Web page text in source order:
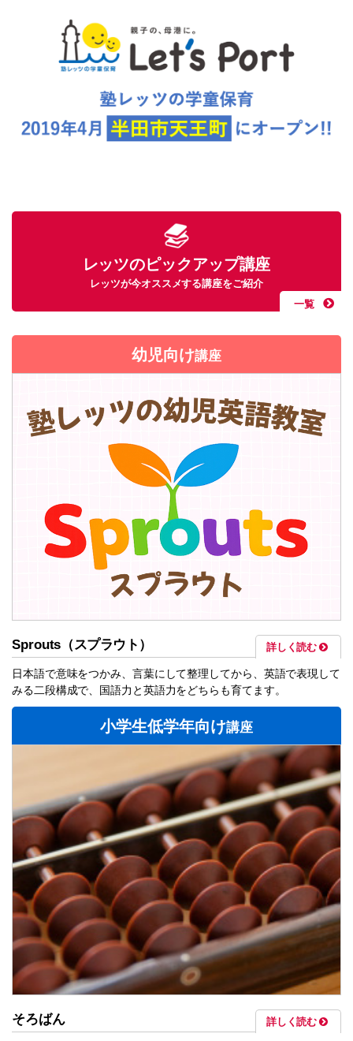
レッツのピックアップ講座
レッツが今オススメする講座をご紹介
一覧
幼児向け講座
Sprouts （スプラウト） 詳しく読む
日本語で意味をつかみ、言葉にして整理してから、英語で表現して
みる二段構成で、国語力と英語力をどちらも育てます。
小学生低学年向け講座
そろばん 詳しく読む